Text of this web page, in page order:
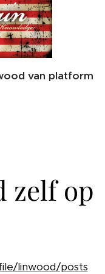
van platform
zelf op
linwood/posts